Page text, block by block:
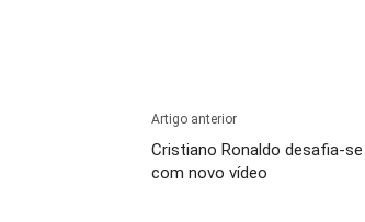
Artigo anterior
Cristiano Ronaldo desafia-
com novo vídeo